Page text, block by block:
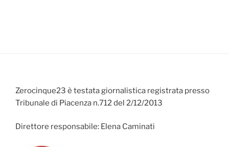
Zerocinque23 è testata giornalistica registrata presso
Tribunale di Piacenza n.712 del 2/12/2013
Direttore responsabile: Elena Caminati